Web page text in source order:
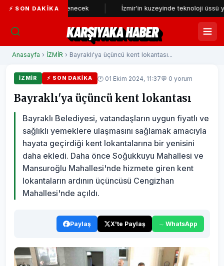
⚡ SON DAKIKA
incelenecek İzmir'in kuzeyinde teknoloji üssü yükseliyor
KARŞIYAKA HABER
Anasayfa › İZMİR › Bayraklı'ya üçüncü kent lokantası...
İZMİR ⚡ SON DAKIKA 🕐 01 Ekim 2024, 11:37💬 0 yorum
Bayraklı'ya üçüncü kent lokantası
Bayraklı Belediyesi, vatandaşların uygun fiyatlı ve
sağlıklı yemeklere ulaşmasını sağlamak amacıyla
hayata geçirdiği kent lokantalarına bir yenisini
daha ekledi. Daha önce Soğukkuyu Mahallesi ve
Mansuroğlu Mahallesi'nde hizmete giren kent
lokantaların ardının üçüncüsü Cengizhan
Mahallesi'nde açıldı.
Paylaş X'te Paylaş WhatsApp